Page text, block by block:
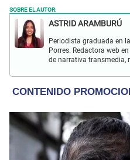
SOBRE EL AUTOR:
ASTRID ARAMBURÚ
Periodista graduada en
Porres. Redactora web
de narrativa transmedia,